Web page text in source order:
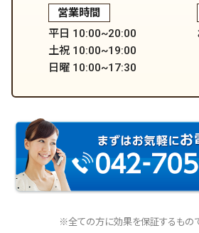
営業時間
平日 10:00~20:00
土祝 10:00~19:00
日曜 10:00~17:30
※全ての方に効果を保証するもの